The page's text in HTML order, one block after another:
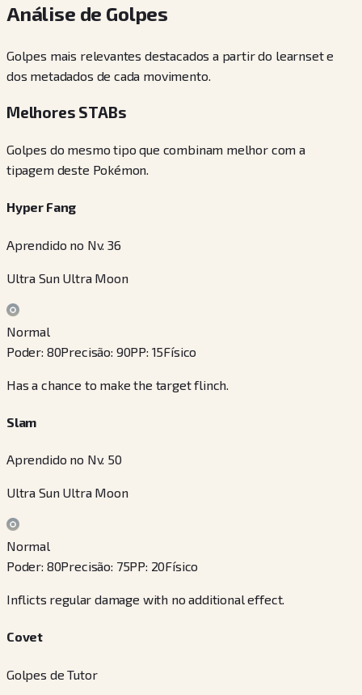
Análise de Golpes
Golpes mais relevantes destacados a partir do learnset e
dos metadados de cada movimento.
Melhores STABs
Golpes do mesmo tipo que combinam melhor com a
tipagem deste Pokémon.
Hyper Fang
Aprendido no Nv. 36
Ultra Sun Ultra Moon
Normal
Poder: 80Precisão: 90PP: 15Físico
Has a chance to make the target flinch.
Slam
Aprendido no Nv. 50
Ultra Sun Ultra Moon
Normal
Poder: 80Precisão: 75PP: 20Físico
Inflicts regular damage with no additional effect.
Covet
Golpes de Tutor